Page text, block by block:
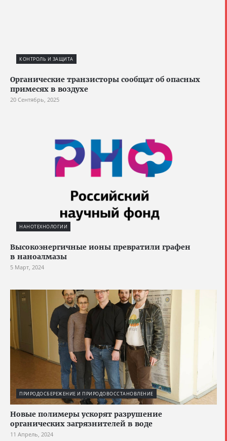
КОНТРОЛЬ И ЗАЩИТА
Органические транзисторы сообщат об опасных
примесях в воздухе
20 Сентябрь, 2025
НАНОТЕХНОЛОГИИ
Высокоэнергичные ионы превратили графен
в наноалмазы
5 Март, 2024
ПРИРОДОСБЕРЕЖЕНИЕ И ПРИРОДОВОССТАНОВЛЕНИЕ
Новые полимеры ускорят разрушение
органических загрязнителей в воде
11 Апрель, 2024